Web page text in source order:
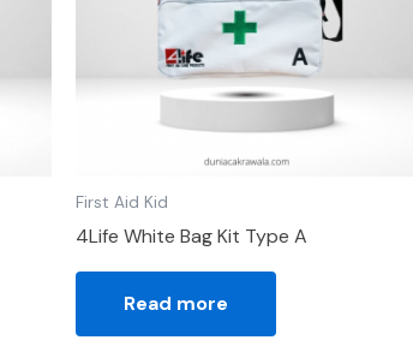
First Aid Kid
4Life White Bag Kit Type A
Read more